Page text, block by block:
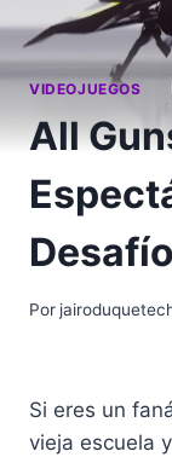
VIDEOJUEGOS
All
Por
Si eres un
vieja escuela